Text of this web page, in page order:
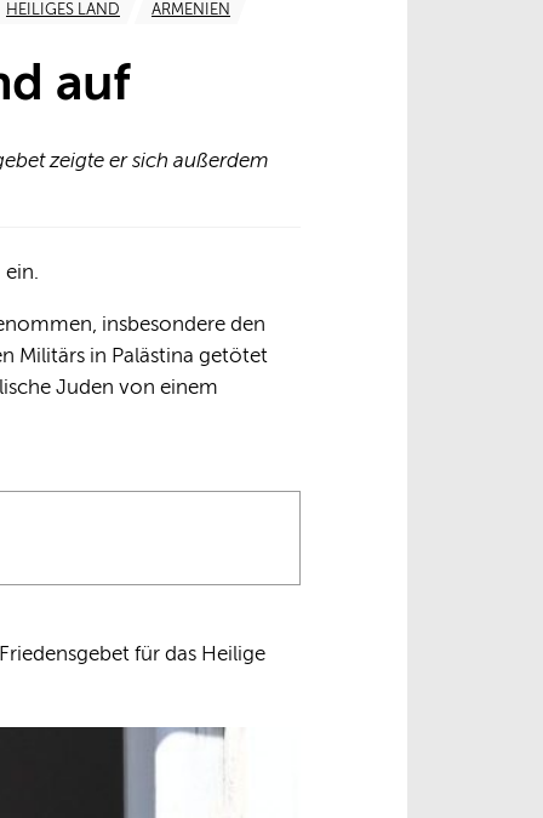
HEILIGES LAND ARMENIEN
auf
zeigte er sich außerdem
ein.
insbesondere den
Militärs in Palästina getötet
Juden von einem
für das Heilige